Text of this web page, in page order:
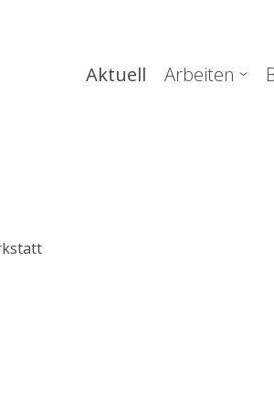
Aktuell Arbeiten